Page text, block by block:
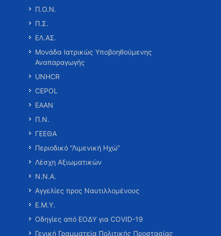
Π.Ο.Ν.
Π.Σ.
ΕΛ.ΑΣ.
Μονάδα Ιατρικώς Υποβοηθούμενης
Αναπαραγωγής
UNHCR
CEPOL
ΕΑΑΝ
Π.Ν.
ΓΕΕΘΑ
Περιοδικό “Λιμενική Ηχώ”
Λέσχη Αξιωματικών
Ν.Ν.Α.
Αγγελίες προς Ναυτιλλομένους
Ε.Μ.Υ.
Οδηγίες από ΕΟΔΥ για COVID-19
Γενική Γραμματεία Πολιτικής Προστασίας